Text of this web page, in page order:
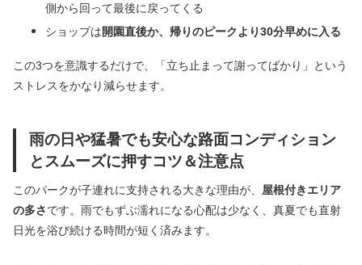
側から回って最後に戻ってくる
ショップは開園直後か、帰りのピークより30分早めに入る
この3つを意識するだけで、「立ち止まって謝ってばかり」という
ストレスをかなり減らせます。
雨の日や猛暑でも安心な路面コンディション
とスムーズに押すコツ＆注意点
このパークが子連れに支持される大きな理由が、 屋根付きエリア
の多さです。雨でもずぶ濡れになる心配は少なく、真夏でも直射
日光を浴び続ける時間が短く済みます。